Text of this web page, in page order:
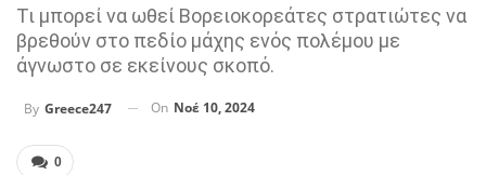
Τι μπορεί να ωθεί Βορειοκορεάτες στρατιώτες να
βρεθούν στο πεδίο μάχης ενός πολέμου με
άγνωστο σε εκείνους σκοπό.
By Greece247 On Νοέ 10, 2024
0